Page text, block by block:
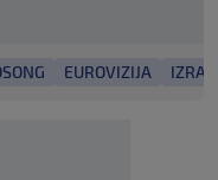
EUROVIZIJA